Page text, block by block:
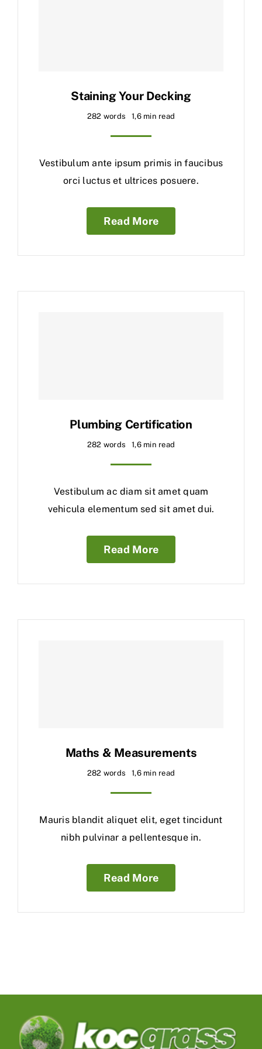
Staining Your Decking
282 words 1,6 min read
Vestibulum ante ipsum primis in faucibus
orci luctus et ultrices posuere.
Read More
Plumbing Certification
282 words 1,6 min read
Vestibulum ac diam sit amet quam
vehicula elementum sed sit amet dui.
Read More
Maths & Measurements
282 words 1,6 min read
Mauris blandit aliquet elit, eget tincidunt
nibh pulvinar a pellentesque in.
Read More